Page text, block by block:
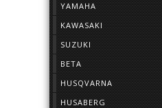
YAMAHA
KAWASAKI
SUZUKI
BETA
HUSQVARNA
HUSABERG